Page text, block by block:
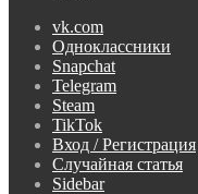
vk.com
Одноклассники
Snapchat
Telegram
Steam
TikTok
Вход / Регистрация
Случайная статья
Sidebar